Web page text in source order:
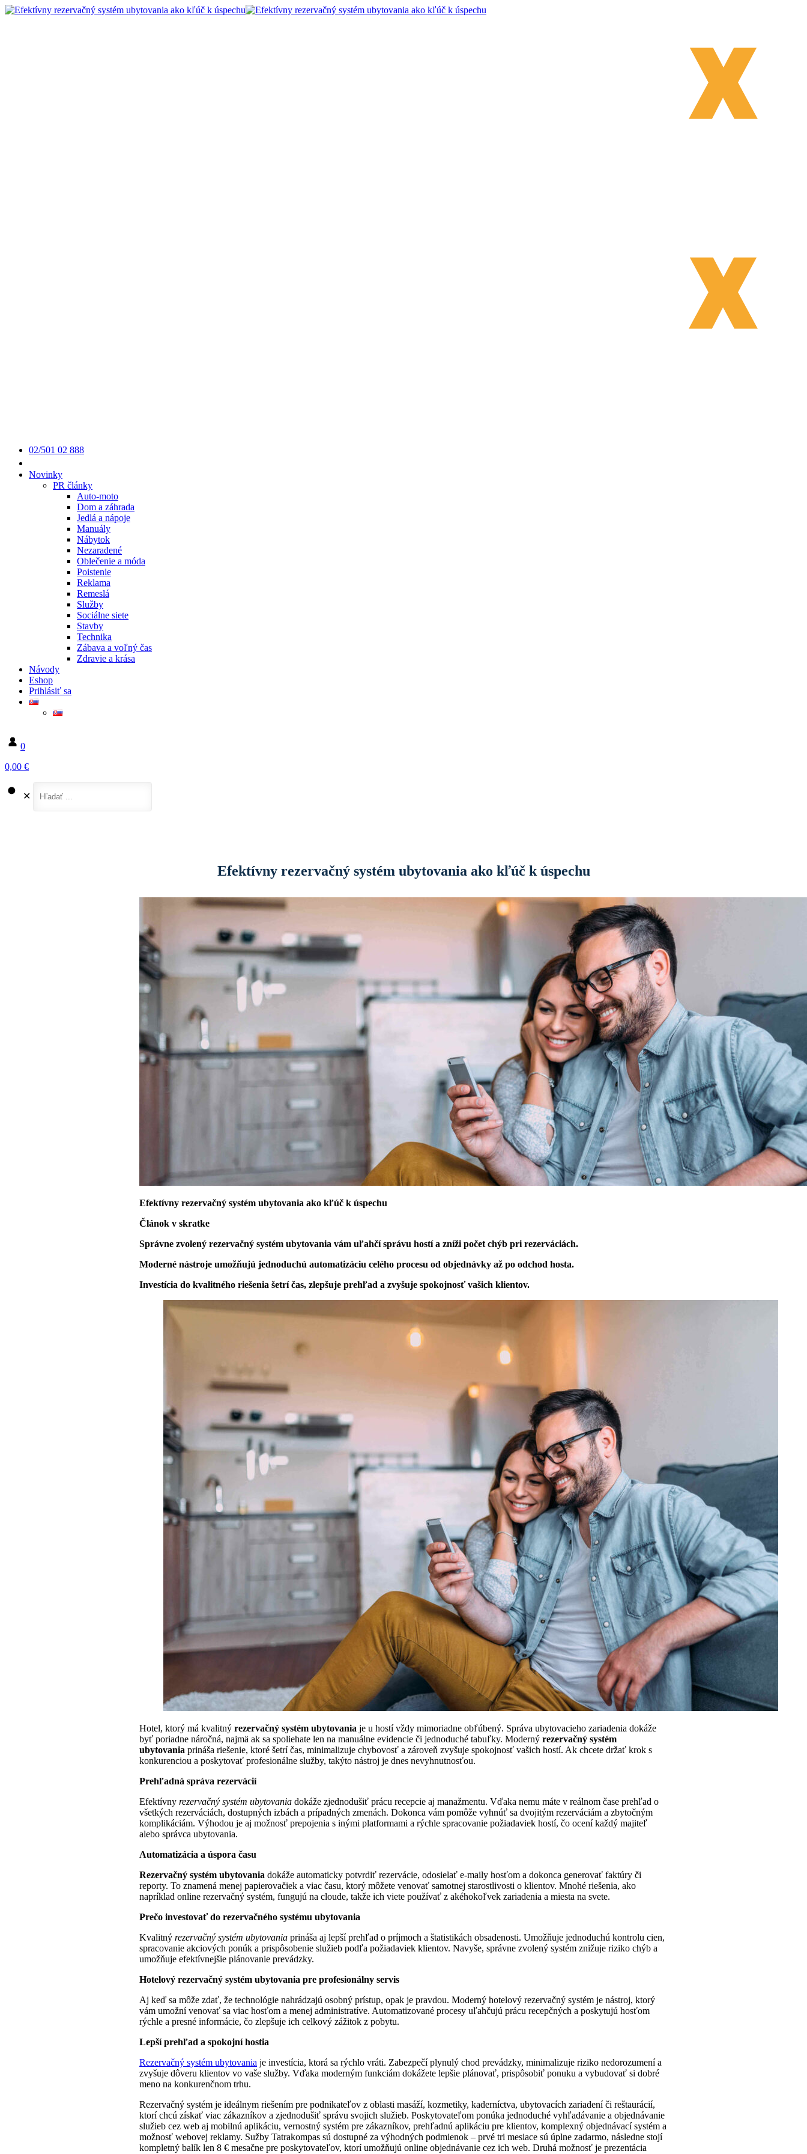
02/501 02 888
Novinky
PR články
Auto-moto
Dom a záhrada
Jedlá a nápoje
Manuály
Nábytok
Nezaradené
Oblečenie a móda
Poistenie
Reklama
Remeslá
Služby
Sociálne siete
Stavby
Technika
Zábava a voľný čas
Zdravie a krása
Návody
Eshop
Prihlásiť sa
0
0,00 €
✕
Efektívny rezervačný systém ubytovania ako kľúč k úspechu
Efektívny rezervačný systém ubytovania ako kľúč k úspechu
Článok v skratke
Správne zvolený rezervačný systém ubytovania vám uľahčí správu hostí a zníži počet chýb pri rezerváciách.
Moderné nástroje umožňujú jednoduchú automatizáciu celého procesu od objednávky až po odchod hosta.
Investícia do kvalitného riešenia šetrí čas, zlepšuje prehľad a zvyšuje spokojnosť vašich klientov.
Hotel, ktorý má kvalitný rezervačný systém ubytovania je u hostí vždy mimoriadne obľúbený. Správa ubytovacieho zariadenia dokáže
byť poriadne náročná, najmä ak sa spoliehate len na manuálne evidencie či jednoduché tabuľky. Moderný rezervačný systém
ubytovania prináša riešenie, ktoré šetrí čas, minimalizuje chybovosť a zároveň zvyšuje spokojnosť vašich hostí. Ak chcete držať krok s
konkurenciou a poskytovať profesionálne služby, takýto nástroj je dnes nevyhnutnosťou.
Prehľadná správa rezervácií
Efektívny rezervačný systém ubytovania dokáže zjednodušiť prácu recepcie aj manažmentu. Vďaka nemu máte v reálnom čase prehľad o
všetkých rezerváciách, dostupných izbách a prípadných zmenách. Dokonca vám pomôže vyhnúť sa dvojitým rezerváciám a zbytočným
komplikáciám. Výhodou je aj možnosť prepojenia s inými platformami a rýchle spracovanie požiadaviek hostí, čo ocení každý majiteľ
alebo správca ubytovania.
Automatizácia a úspora času
Rezervačný systém ubytovania dokáže automaticky potvrdiť rezervácie, odosielať e-maily hosťom a dokonca generovať faktúry či
reporty. To znamená menej papierovačiek a viac času, ktorý môžete venovať samotnej starostlivosti o klientov. Mnohé riešenia, ako
napríklad online rezervačný systém, fungujú na cloude, takže ich viete používať z akéhokoľvek zariadenia a miesta na svete.
Prečo investovať do rezervačného systému ubytovania
Kvalitný rezervačný systém ubytovania prináša aj lepší prehľad o príjmoch a štatistikách obsadenosti. Umožňuje jednoduchú kontrolu cien,
spracovanie akciových ponúk a prispôsobenie služieb podľa požiadaviek klientov. Navyše, správne zvolený systém znižuje riziko chýb a
umožňuje efektívnejšie plánovanie prevádzky.
Hotelový rezervačný systém ubytovania pre profesionálny servis
Aj keď sa môže zdať, že technológie nahrádzajú osobný prístup, opak je pravdou. Moderný hotelový rezervačný systém je nástroj, ktorý
vám umožní venovať sa viac hosťom a menej administratíve. Automatizované procesy uľahčujú prácu recepčných a poskytujú hosťom
rýchle a presné informácie, čo zlepšuje ich celkový zážitok z pobytu.
Lepší prehľad a spokojní hostia
Rezervačný systém ubytovania je investícia, ktorá sa rýchlo vráti. Zabezpečí plynulý chod prevádzky, minimalizuje riziko nedorozumení a
zvyšuje dôveru klientov vo vaše služby. Vďaka moderným funkciám dokážete lepšie plánovať, prispôsobiť ponuku a vybudovať si dobré
meno na konkurenčnom trhu.
Rezervačný systém je ideálnym riešením pre podnikateľov z oblasti masáží, kozmetiky, kaderníctva, ubytovacích zariadení či reštaurácií,
ktorí chcú získať viac zákazníkov a zjednodušiť správu svojich služieb. Poskytovateľom ponúka jednoduché vyhľadávanie a objednávanie
služieb cez web aj mobilnú aplikáciu, vernostný systém pre zákazníkov, prehľadnú aplikáciu pre klientov, komplexný objednávací systém a
možnosť webovej reklamy. Sužby Tatrakompas sú dostupné za výhodných podmienok – prvé tri mesiace sú úplne zadarmo, následne stojí
kompletný balík len 8 € mesačne pre poskytovateľov, ktorí umožňujú online objednávanie cez ich web. Druhá možnosť je prezentácia